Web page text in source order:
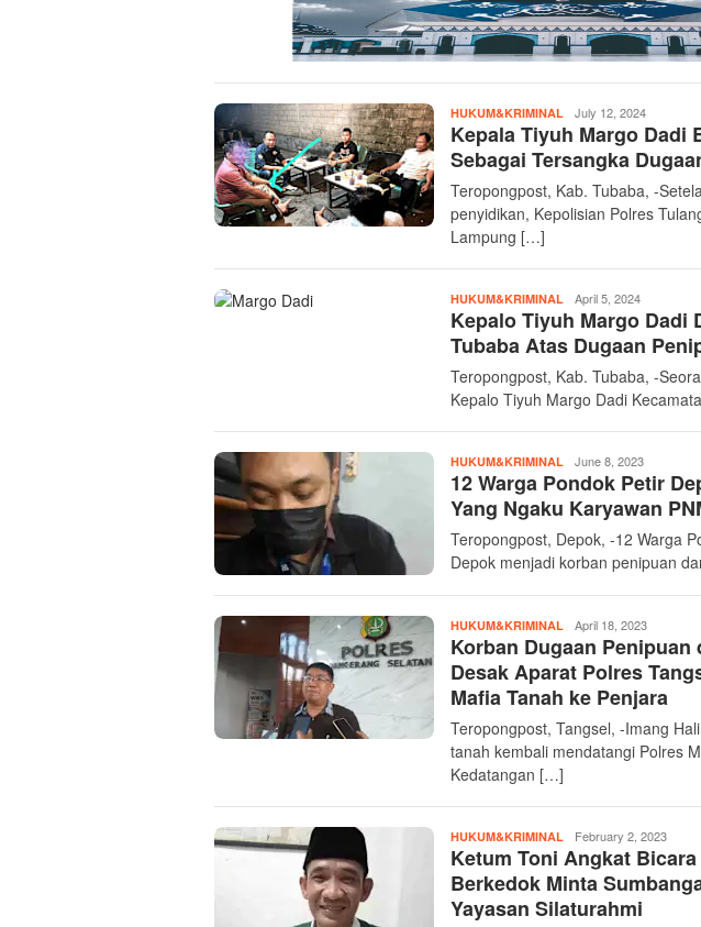
HUKUM&KRIMINAL teropongpost
July 12, 2024
Kepala Tiyuh Margo Dadi
Sebagai Tersangka
Teropongpost, Kab. Tubaba, -
penyidikan, Kepolisian Polres
Lampung […]
HUKUM&KRIMINAL teropongpost
April 5, 2024
Kepalo Tiyuh Margo Dadi
Tubaba Atas Dugaan
Teropongpost, Kab. Tubaba, -
Kepalo Tiyuh Margo Dadi
HUKUM&KRIMINAL teropongpost
June 8, 2023
12 Warga Pondok Petir
Yang Ngaku Karyawan
Teropongpost, Depok, -12 Warga
Depok menjadi korban penipuan
HUKUM&KRIMINAL teropongpost
April 18, 2023
Korban Dugaan Penipuan
Desak Aparat Polres
Mafia Tanah ke Penjara
Teropongpost, Tangsel, -Imang
tanah kembali mendatangi Polres
Kedatangan […]
HUKUM&KRIMINAL teropongpost
February 2, 2023
Ketum Toni Angkat
Berkedok Minta
Yayasan Silaturahmi